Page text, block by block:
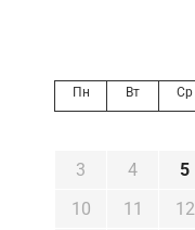
Пн Вт Ср
3
4 5
10
11 12